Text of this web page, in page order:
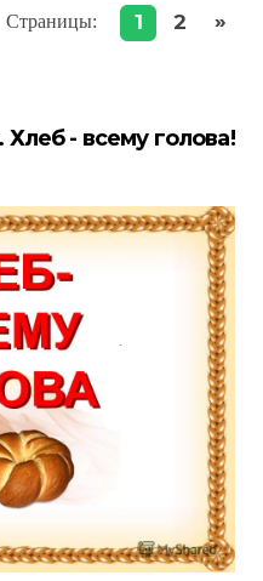
Страницы: 1 2 »
- всему голова!